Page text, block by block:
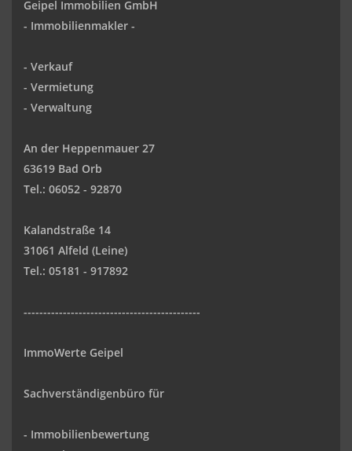
Geipel Immobilien GmbH
- Immobilienmakler -
- Verkauf
- Vermietung
- Verwaltung
An der Heppenmauer 27
63619 Bad Orb
Tel.: 06052 - 92870
Kalandstraße 14
31061 Alfeld (Leine)
Tel.: 05181 - 917892
---------------------------------------------
ImmoWerte Geipel
Sachverständigenbüro für
- Immobilienbewertung